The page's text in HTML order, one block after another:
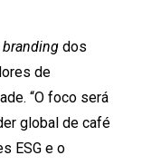
branding dos
de
“O foco será
global de café
ESG e o